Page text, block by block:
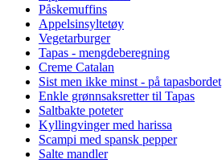
Påskemuffins
Appelsinsyltetøy
Vegetarburger
Tapas - mengdeberegning
Creme Catalan
Sist men ikke minst - på tapasbordet
Enkle grønnsaksretter til Tapas
Saltbakte poteter
Kyllingvinger med harissa
Scampi med spansk pepper
Salte mandler